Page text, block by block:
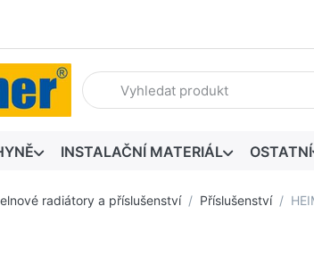
Zadejte hledaný výraz. První
INSTALAČNÍ MATERIÁL OSTATNÍ
radiátory a příslušenství Příslušenství